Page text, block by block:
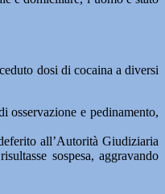
dosi di cocaina a diversi
e pedinamento,
all’Autorità Giudiziaria
sospesa, aggravando